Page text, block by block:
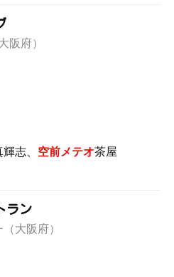
阪府）
志、 空前メテオ茶屋
ラン
大阪府）